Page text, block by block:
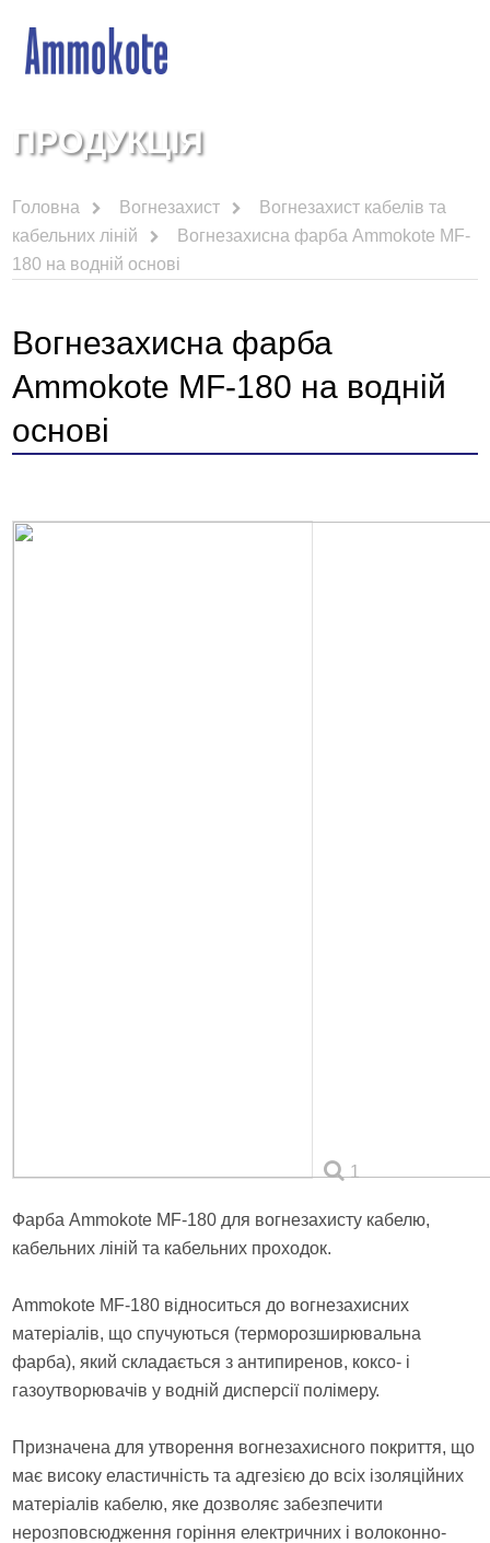
ПРОДУКЦІЯ
Головна Вогнезахист
Вогнезахист кабелів та
кабельних ліній
Вогнезахисна фарба Ammokote MF-
180 на водній основі
Вогнезахисна фарба
Ammokote MF-180 на водній
основі
1
Фарба Ammokote MF-180 для вогнезахисту кабелю,
кабельних ліній та кабельних проходок.
Ammokote MF-180 відноситься до вогнезахисних
матеріалів, що спучуються (терморозширювальна
фарба), який складається з антипиренов, коксо- і
газоутворювачів у водній дисперсії полімеру.
Призначена для утворення вогнезахисного покриття, що
має високу еластичність та адгезією до всіх ізоляційних
матеріалів кабелю, яке дозволяє забезпечити
нерозповсюдження горіння електричних і волоконно-